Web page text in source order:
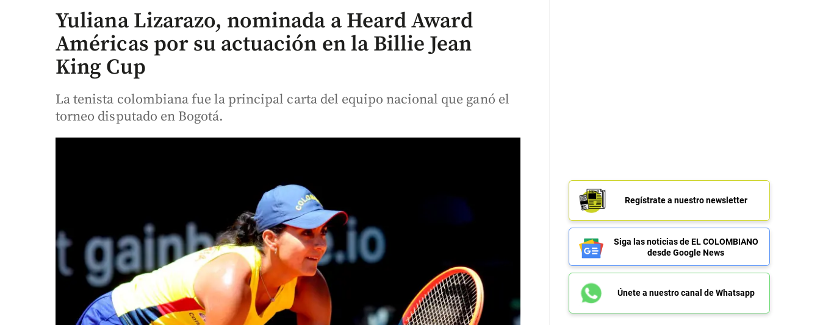
Yuliana Lizarazo, nominada a Heard Award
Américas por su actuación en la Billie Jean
King Cup
La tenista colombiana fue la principal carta del equipo nacional que ganó el
torneo disputado en Bogotá.
Regístrate a nuestro newsletter
Siga las noticias de EL COLOMBIANO
desde Google News
Únete a nuestro canal de Whatsapp